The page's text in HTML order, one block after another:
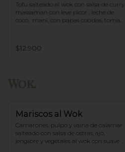
Tofu salteado al wok con salsa de curry
massaman con leve picor , leche de
coco,  maní, con papas cocidas, tomate
$12.900
Mariscos al Wok
Camarones, pulpo y vaina de calamar
salteado con salsa de ostras, ajó,
jengibre y vegetales al wok con suave